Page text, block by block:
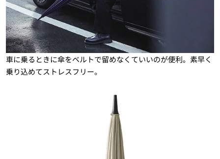
車に乗るときに傘をベルトで留めなくていいのが便利。素早く
乗り込めてストレスフリー。